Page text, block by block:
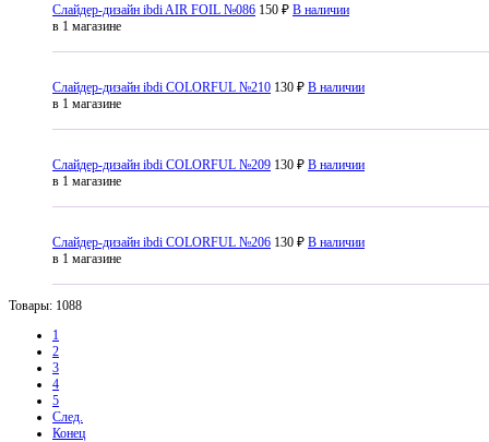
Слайдер-дизайн ibdi AIR FOIL №086 150 ₽ В наличии
в 1 магазине
Слайдер-дизайн ibdi COLORFUL №210 130 ₽ В наличии
в 1 магазине
Слайдер-дизайн ibdi COLORFUL №209 130 ₽ В наличии
в 1 магазине
Слайдер-дизайн ibdi COLORFUL №206 130 ₽ В наличии
в 1 магазине
Товары: 1088
1
2
3
4
5
След.
Конец